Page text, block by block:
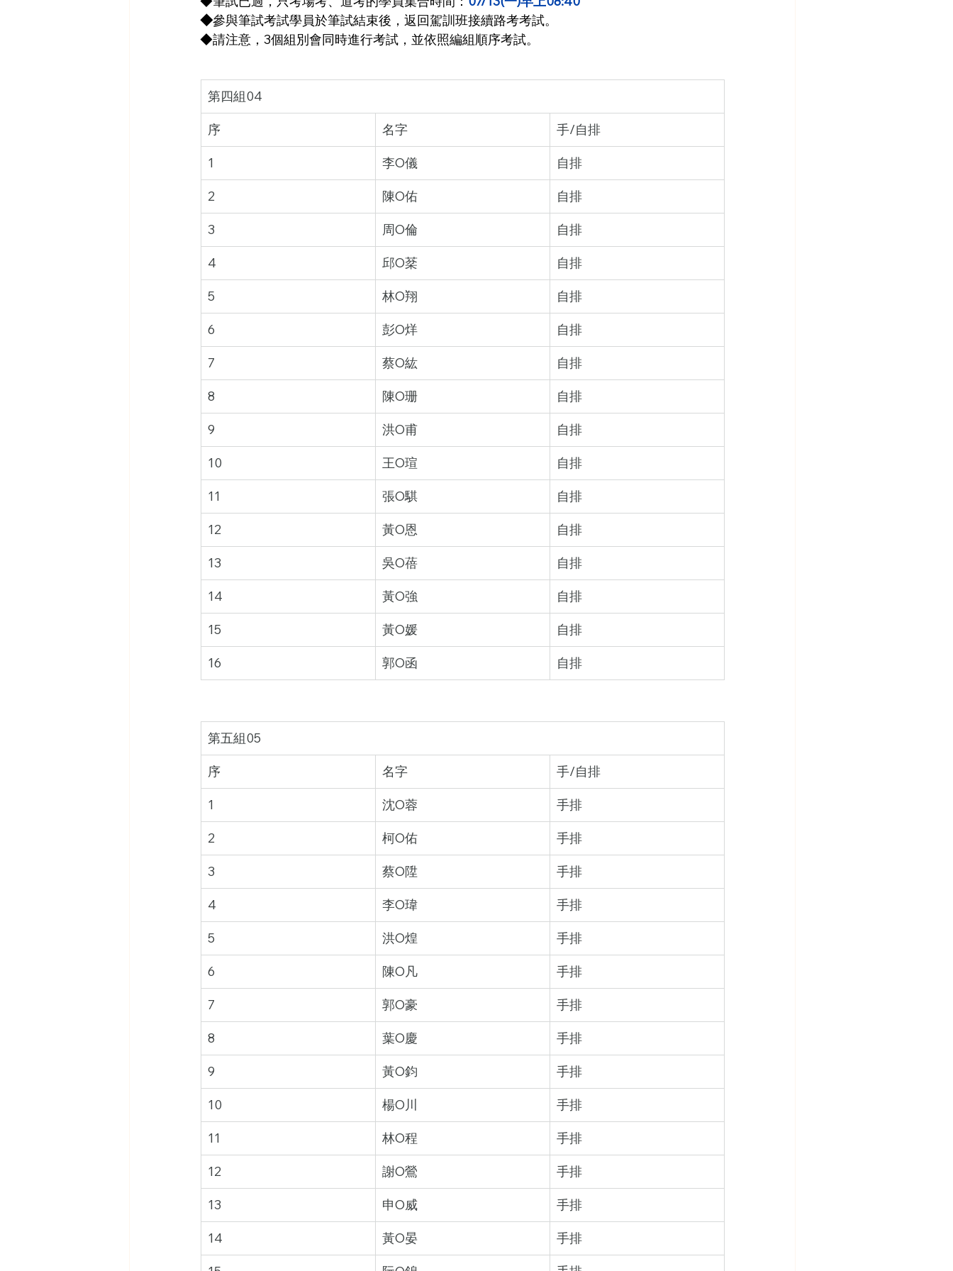
◆參與筆試考試學員於筆試結束後，返回駕訓班接續路考考試。
◆請注意，3個組別會同時進行考試，並依照編組順序考試。
第四組04
序 名字 手/自排
1 李O儀 自排
2 陳O佑 自排
3 周O倫 自排
4 邱O棻 自排
5 林O翔 自排
6 彭O烊 自排
7 蔡O紘 自排
8 陳O珊 自排
9 洪O甫 自排
10 王O瑄 自排
11 張O騏 自排
12 黃O恩 自排
13 吳O蓓 自排
14 黃O強 自排
15 黃O媛 自排
16 郭O函 自排
第五組05
序 名字 手/自排
1 沈O蓉 手排
2 柯O佑 手排
3 蔡O陞 手排
4 李O瑋 手排
5 洪O煌 手排
6 陳O凡 手排
7 郭O豪 手排
8 葉O慶 手排
9 黃O鈞 手排
10 楊O川 手排
11 林O程 手排
12 謝O鶯 手排
13 申O威 手排
14 黃O晏 手排